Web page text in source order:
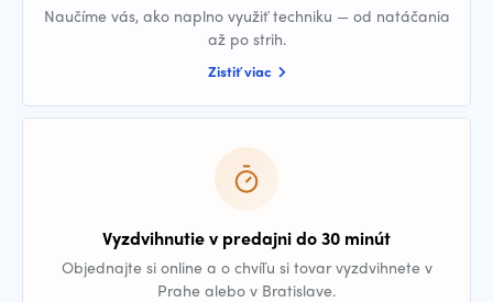
Naučíme vás, ako naplno využiť techniku — od natáčania
až po strih.
Zistiť viac
Vyzdvihnutie v predajni do 30 minút
Objednajte si online a o chvíľu si tovar vyzdvihnete v
Prahe alebo v Bratislave.